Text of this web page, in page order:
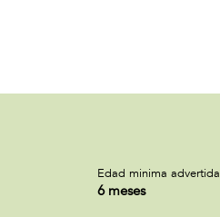
Edad minima advertida
6 meses